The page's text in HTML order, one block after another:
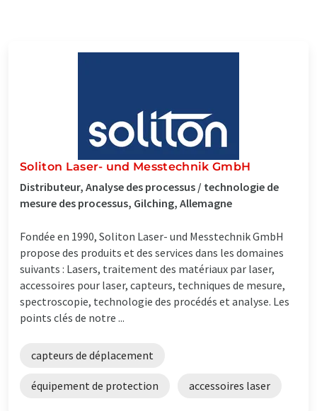
Soliton Laser- und Messtechnik GmbH
Distributeur, Analyse des processus / technologie de
mesure des processus, Gilching, Allemagne
Fondée en 1990, Soliton Laser- und Messtechnik GmbH
propose des produits et des services dans les domaines
suivants : Lasers, traitement des matériaux par laser,
accessoires pour laser, capteurs, techniques de mesure,
spectroscopie, technologie des procédés et analyse. Les
points clés de notre ...
capteurs de déplacement
équipement de protection accessoires laser